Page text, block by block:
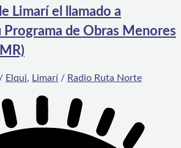
Limarí el llamado a
Programa de Obras Menores
/ Elqui, Limarí / Radio Ruta Norte